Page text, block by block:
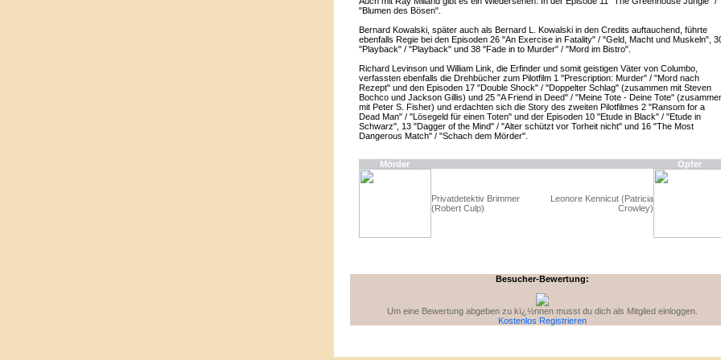
"Blumen des Bösen".
Bernard Kowalski, später auch als Bernard L. Kowalski in den Credits auftauchend, führte
ebenfalls Regie bei den Episoden 26 "An Exercise in Fatality" / "Geld, Macht und Muskeln",
"Playback" / "Playback" und 38 "Fade in to Murder" / "Mord im Bistro".
Richard Levinson und William Link, die Erfinder und somit geistigen Väter von Columbo,
verfassten ebenfalls die Drehbücher zum Pilotfilm 1 "Prescription: Murder" / "Mord nach
Rezept" und den Episoden 17 "Double Shock" / "Doppelter Schlag" (zusammen mit Steven
Bochco und Jackson Gillis) und 25 "A Friend in Deed" / "Meine Tote - Deine Tote"
mit Peter S. Fisher) und erdachten sich die Story des zweiten Pilotfilmes 2 "Ransom for a
Dead Man" / "Lösegeld für einen Toten" und der Episoden 10 "Etude in Black" / "Etude in
Schwarz", 13 "Dagger of the Mind" / "Alter schützt vor Torheit nicht" und 16 "The Most
Dangerous Match" / "Schach dem Mörder".
Mörder Opfer
Privatdetektiv Brimmer
(Robert Culp)
Leonore Kennicut (Patricia
Crowley)
Besucher-Bewertung:
Um eine Bewertung abgeben zu kï¿½nnen musst du dich als Mitglied einloggen.
Kostenlos Registrieren